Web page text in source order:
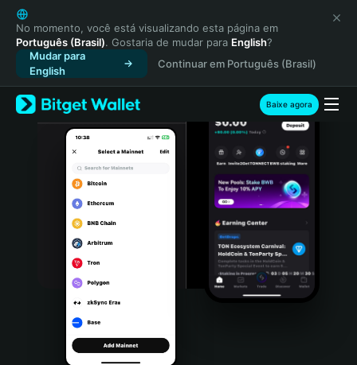
English
日本語
Tiếng Việt
Русский
Español (Latinoamérica)
Türkçe
Italiano
Português (Portugal)
Bahasa Indonesia
Português (Brasil)
Español (Argentina)
No momento, você está visualizando esta página em
Português (Brasil). Gostaria de mudar para English?
Mudar para
English
Continuar em Português (Brasil)
Baixe agora